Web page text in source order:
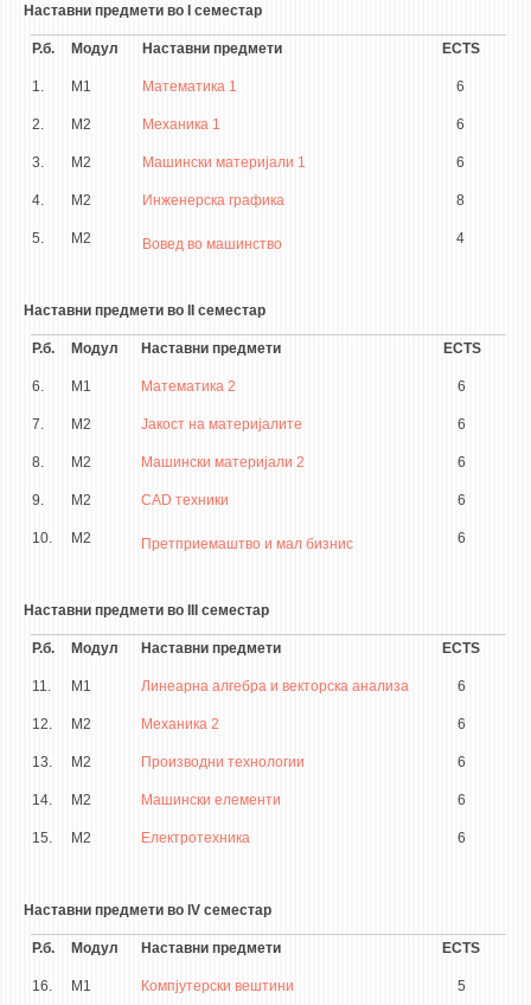
Наставни предмети во I семестар
Р.б. Модул Наставни предмети ECTS
1. М1 Математика 1 6
2. М2 Механика 1 6
3. М2 Машински материјали 1 6
4. М2 Инженерска графика 8
5. М2 Вовед во машинство 4
Наставни предмети во II семестар
Р.б. Модул Наставни предмети ECTS
6. М1 Математика 2 6
7. М2 Јакост на материјалите 6
8. М2 Машински материјали 2 6
9. М2 CAD техники 6
10. М2 Претприемаштво и мал бизнис 6
Наставни предмети во III семестар
Р.б. Модул Наставни предмети ECTS
11. М1 Линеарна алгебра и векторска анализа 6
12. М2 Механика 2 6
13. М2 Производни технологии 6
14. М2 Машински елементи 6
15. М2 Електротехника 6
Наставни предмети во IV семестар
Р.б. Модул Наставни предмети ECTS
16. М1 Компјутерски вештини 5